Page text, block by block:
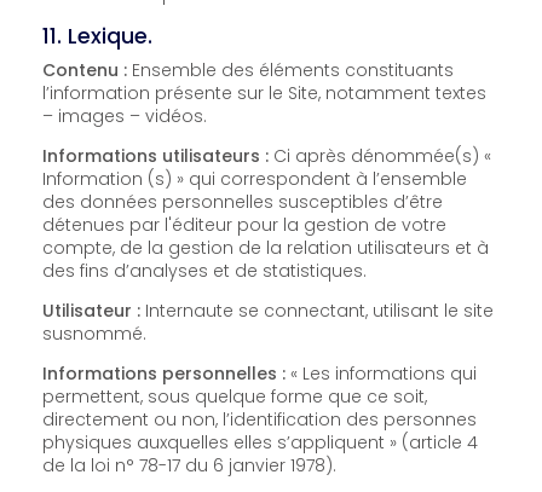
11. Lexique.
Contenu : Ensemble des éléments constituants
l’information présente sur le Site, notamment textes
– images – vidéos.
Informations utilisateurs : Ci après dénommée(s) «
Information (s) » qui correspondent à l’ensemble
des données personnelles susceptibles d’être
détenues par l'éditeur pour la gestion de votre
compte, de la gestion de la relation utilisateurs et à
des fins d’analyses et de statistiques.
Utilisateur : Internaute se connectant, utilisant le site
susnommé.
Informations personnelles : « Les informations qui
permettent, sous quelque forme que ce soit,
directement ou non, l’identification des personnes
physiques auxquelles elles s’appliquent » (article 4
de la loi n° 78-17 du 6 janvier 1978).